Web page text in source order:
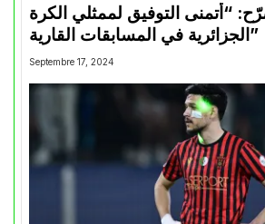
“أتمنى التوفيق لممثلي الكرة
الجزائرية في المسابقات القارية”
Septembre 17, 2024